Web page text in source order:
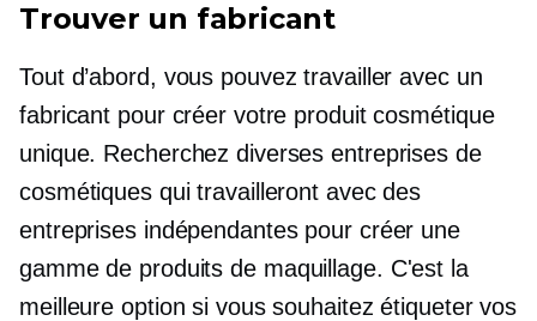
Trouver un fabricant
Tout d’abord, vous pouvez travailler avec un
fabricant pour créer votre produit cosmétique
unique. Recherchez diverses entreprises de
cosmétiques qui travailleront avec des
entreprises indépendantes pour créer une
gamme de produits de maquillage. C'est la
meilleure option si vous souhaitez étiqueter vos